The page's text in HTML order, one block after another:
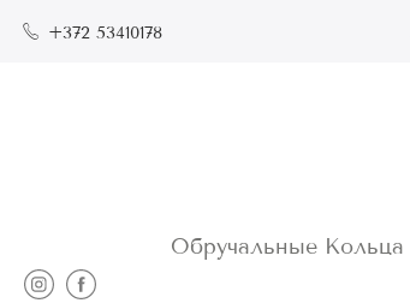
+372 53410178
Обручальные Кольца